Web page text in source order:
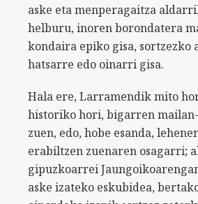
aske eta menperagaitza
helburu, inoren borondatera
kondaira epiko gisa, sortzezko
hatsarre edo oinarri gisa.
Hala ere, Larramendik mito
historiko hori, bigarren
zuen, edo, hobe esanda,
erabiltzen zuenaren osagarri;
gipuzkoarrei
aske izateko eskubidea,